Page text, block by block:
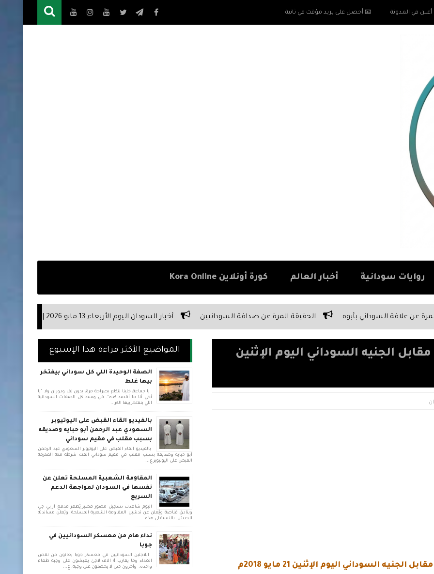
أعلن في المدونة 📧 أحصل على بريد مؤقت في ثانية
روايات سودانية أخبار العالم كورة أونلاين Kora Online
الحقيقة المرة عن صداقة السودانيين أخبار السودان اليوم الأربعاء 13 مايو 2026 | تغطية شاملة لكافة الأحداث على مدار اليوم
الجنيه السوداني اليوم الإثنين
مقابل الجنيه السوداني اليوم الإثنين 21 مايو 2018م
المواضيع الأكثر قراءة هذا الإسبوع
الصفة الوحيدة اللي كل سوداني بيفتخر
بيها غلط
يا جماعة، خلينا نتكلم بصراحة مرة، بدون لف ودوران ولا "يا
أخي أنا ما أقصد كده". في وسط كل الصفات السودانية
اللي بنفتخر بيها الكر...
بالفيديو القاء القبض على اليوتيوبر
السعودي عبد الرحمن أبو حبايه وصديقه
بسبب مقلب في مقيم سوداني
بالفيديو القاء القبض على اليوتيوبر السعودي عبد الرحمن
أبو حبايه وصديقه بسبب مقلب في مقيم سوداني القت شرطة مكة المكرمة
القبض على اليوتيوبر ع...
المقاومة الشعبية المسلحة تعلن عن
نفسها في السودان لمواجهة الدعم
السريع
اليوم شاهدت تسجيل مصور قصير يُظهر مدفع آر بي جي
وبنادق قناصة ويُعلن عن تدشين المقاومة الشعبية المسلحة، ويُعلن مساندته
للجيش. بالنسبة لي هذه ...
نداء هام من معسكر السودانيين في
جوبا
اللاجئين السودانيين في معسكر جوبا يعانون من نقص
الغذاء وما يقارب 4 الاف لاجئ يعيشون على وجبة طعام
واحدة. وأخرون حتى لا يحصلون على وجبة. ع...